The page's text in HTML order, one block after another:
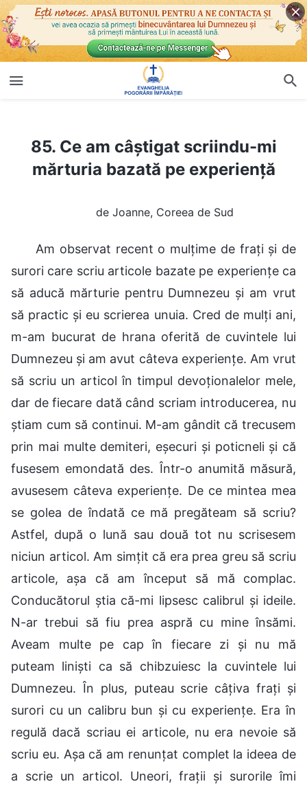
85. Ce am câștigat scriindu-mi
mărturia bazată pe experiență
de Joanne, Coreea de Sud
Am observat recent o mulțime de frați și de
surori care scriu articole bazate pe experiențe ca
să aducă mărturie pentru Dumnezeu și am vrut
să practic și eu scrierea unuia. Cred de mulți ani,
m-am bucurat de hrana oferită de cuvintele lui
Dumnezeu și am avut câteva experiențe. Am vrut
să scriu un articol în timpul devoționalelor mele,
dar de fiecare dată când scriam introducerea, nu
știam cum să continui. M-am gândit că trecusem
prin mai multe demiteri, eșecuri și poticneli și că
fusesem emondată des. Într-o anumită măsură,
avusesem câteva experiențe. De ce mintea mea
se golea de îndată ce mă pregăteam să scriu?
Astfel, după o lună sau două tot nu scrisesem
niciun articol. Am simțit că era prea greu să scriu
articole, așa că am început să mă complac.
Conducătorul știa că-mi lipsesc calibrul și ideile.
N-ar trebui să fiu prea aspră cu mine însămi.
Aveam multe pe cap în fiecare zi și nu mă
puteam liniști ca să chibzuiesc la cuvintele lui
Dumnezeu. În plus, puteau scrie câțiva frați și
surori cu un calibru bun și cu experiențe. Era în
regulă dacă scriau ei articole, nu era nevoie să
scriu eu. Așa că am renunțat complet la ideea de
a scrie un articol. Uneori, frații și surorile îmi